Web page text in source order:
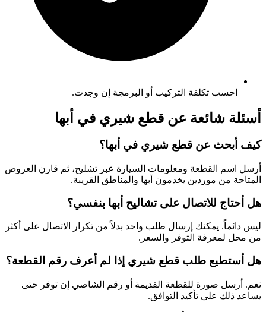
احسب تكلفة التركيب أو البرمجة إن وجدت.
أسئلة شائعة عن قطع شيري في أبها
كيف أبحث عن قطع شيري في أبها؟
أرسل اسم القطعة ومعلومات السيارة عبر تشليح، ثم قارن العروض
المتاحة من موردين يخدمون أبها والمناطق القريبة.
هل أحتاج للاتصال على تشاليح أبها بنفسي؟
ليس دائماً. يمكنك إرسال طلب واحد بدلاً من تكرار الاتصال على أكثر
من محل لمعرفة التوفر والسعر.
هل أستطيع طلب قطع شيري إذا لم أعرف رقم القطعة؟
نعم. أرسل صورة للقطعة القديمة أو رقم الشاصي إن توفر حتى
يساعد ذلك على تأكيد التوافق.